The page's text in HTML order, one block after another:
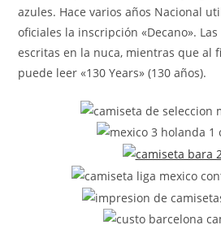
azules. Hace varios años Nacional
oficiales la inscripción «Decano».
escritas en la nuca, mientras que al
puede leer «130 Years» (130 años).